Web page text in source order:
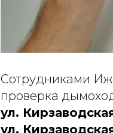
Сотрудниками
проверка
ул.
ул.